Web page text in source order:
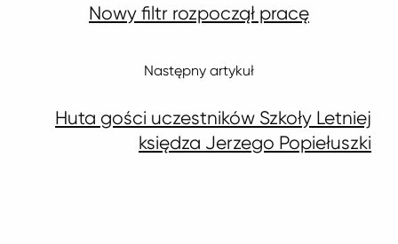
Nowy filtr rozpoczął pracę
Następny artykuł
Huta gości uczestników Szkoły Letniej
księdza Jerzego Popiełuszki